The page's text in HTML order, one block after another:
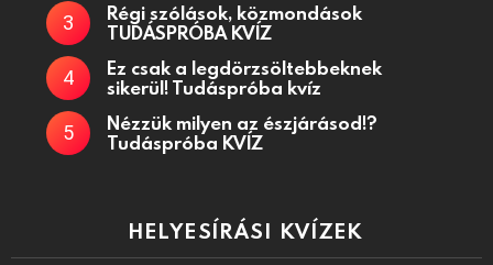
Régi szólások, közmondások
TUDÁSPRÓBA KVÍZ
Ez csak a legdörzsöltebbeknek
sikerül! Tudáspróba kvíz
Nézzük milyen az észjárásod!?
Tudáspróba KVÍZ
HELYESÍRÁSI KVÍZEK